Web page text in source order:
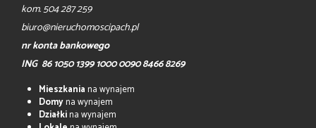
kom. 504 287 259
biuro@nieruchomoscipach.pl
nr konta bankowego
ING 86 1050 1399 1000 0090 8466 8269
Mieszkania na wynajem
Domyna wynajem
Działkina wynajem